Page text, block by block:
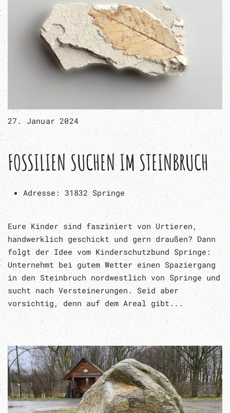
27. Januar 2024
FOSSILIEN SUCHEN IM STEINBRUCH
Adresse: 31832 Springe
Eure Kinder sind fasziniert von Urtieren,
handwerklich geschickt und gern draußen? Dann
folgt der Idee vom Kinderschutzbund Springe:
Unternehmt bei gutem Wetter einen Spaziergang
in den Steinbruch nordwestlich von Springe und
sucht nach Versteinerungen. Seid aber
vorsichtig, denn auf dem Areal gibt...